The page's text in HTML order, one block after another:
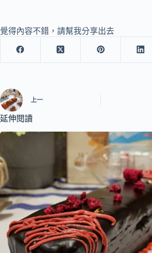
覺得內容不錯，請幫我分享出去
上一
延伸閱讀